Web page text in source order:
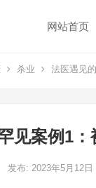
网站首页
杀业 法医遇见
见案例1
发布: 2023年5月12日